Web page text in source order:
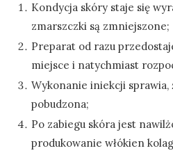
Kondycja skóry staje się
zmarszczki są zmniejszone;
Preparat od razu
miejsce i natychmiast
Wykonanie iniekcji sprawia,
pobudzona;
Po zabiegu skóra jest
produkowanie włókien